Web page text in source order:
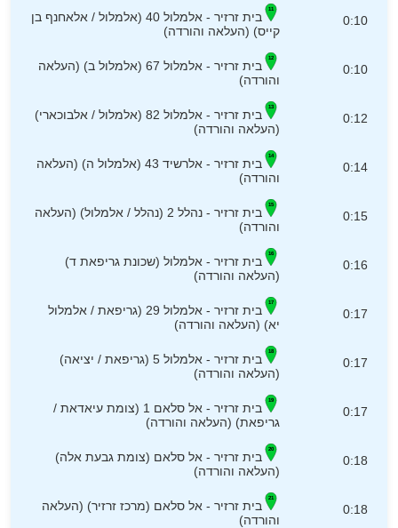
0:10
בית זרזיר - אלמלול 40 (אלמלול / אלאחנף בן
קייס) (העלאה והורדה)
0:10
בית זרזיר - אלמלול 67 (אלמלול ב) (העלאה
והורדה)
0:12
בית זרזיר - אלמלול 82 (אלמלול / אלבוכארי)
(העלאה והורדה)
0:14
בית זרזיר - אלרשיד 43 (אלמלול ה) (העלאה
והורדה)
0:15
בית זרזיר - נהלל 2 (נהלל / אלמלול) (העלאה
והורדה)
0:16
בית זרזיר - אלמלול (שכונת גריפאת ד)
(העלאה והורדה)
0:17
בית זרזיר - אלמלול 29 (גריפאת / אלמלול
יא) (העלאה והורדה)
0:17
בית זרזיר - אלמלול 5 (גריפאת / יציאה)
(העלאה והורדה)
0:17
בית זרזיר - אל סלאם 1 (צומת עיאדאת /
גריפאת) (העלאה והורדה)
0:18
בית זרזיר - אל סלאם (צומת גבעת אלה)
(העלאה והורדה)
0:18
בית זרזיר - אל סלאם (מרכז זרזיר) (העלאה
והורדה)